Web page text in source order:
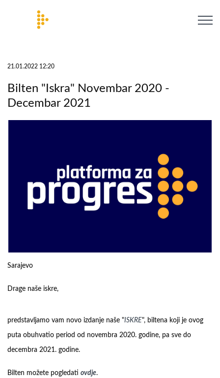
21.01.2022 12:20
Bilten "Iskra" Novembar 2020 -
Decembar 2021
Sarajevo
Drage naše iskre,
predstavljamo vam novo izdanje naše "ISKRE", biltena koji je ovog
puta obuhvatio period od novembra 2020. godine, pa sve do
decembra 2021. godine.
Bilten možete pogledati ovdje.